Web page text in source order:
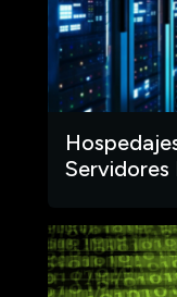
Servidores